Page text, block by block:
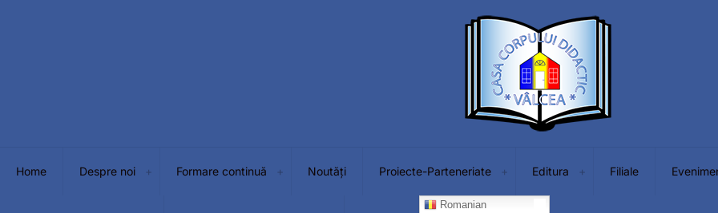
Home Despre noi Formare continuă Noutăți Proiecte-Parteneriate Editura Filiale
Romanian